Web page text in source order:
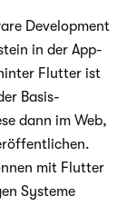
Deve­lo­p­ment
in der App-
Flut­ter ist
Basis-
dann im Web,
mit Flut­ter
Sys­teme